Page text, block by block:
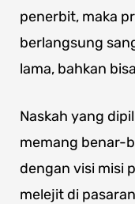
penerbit, maka
berlangsung
lama, bahkan
Naskah yang
memang benar-
dengan visi misi
melejit di